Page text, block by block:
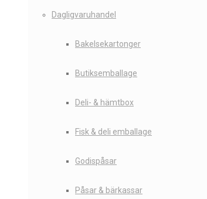
Dagligvaruhandel
Bakelsekartonger
Butiksemballage
Deli- & hämtbox
Fisk & deli emballage
Godispåsar
Påsar & bärkassar